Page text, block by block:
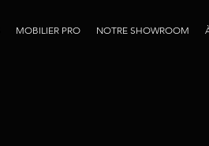
MOBILIER PRO NOTRE SHOWROOM